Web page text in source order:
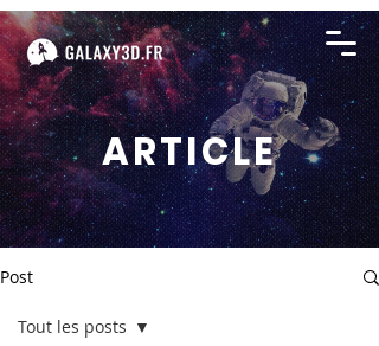
ARTICLE
Post
Tout les posts